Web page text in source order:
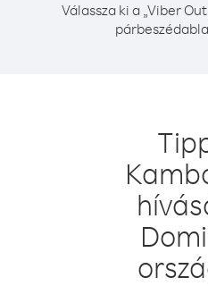
Válassza ki a „Viber